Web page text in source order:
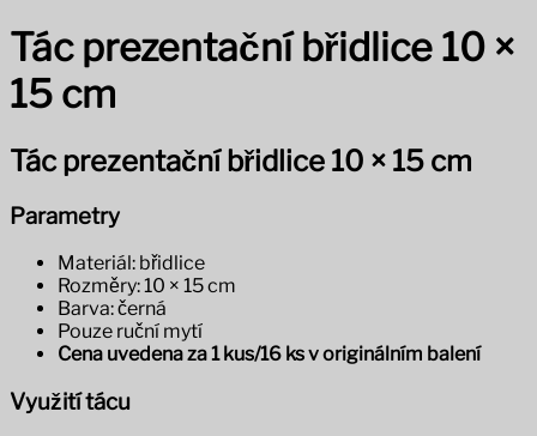
Tác prezentační břidlice 10 ×
15 cm
Tác prezentační břidlice 10 × 15 cm
Parametry
Materiál: břidlice
Rozměry: 10 × 15 cm
Barva: černá
Pouze ruční mytí
Cena uvedena za 1 kus/16 ks v originálním balení
Využití tácu